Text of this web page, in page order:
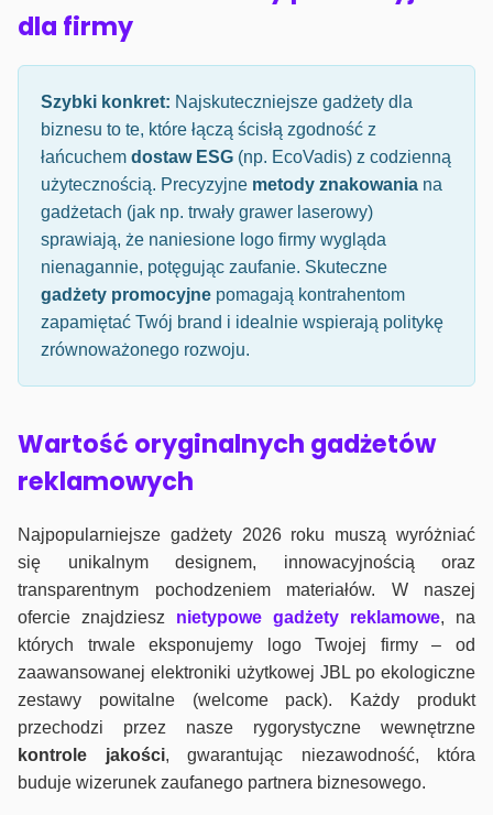
dla firmy
Szybki konkret: Najskuteczniejsze gadżety dla
biznesu to te, które łączą ścisłą zgodność z
łańcuchem dostaw ESG (np. EcoVadis) z codzienną
użytecznością. Precyzyjne metody znakowania na
gadżetach (jak np. trwały grawer laserowy)
sprawiają, że naniesione logo firmy wygląda
nienagannie, potęgując zaufanie. Skuteczne
gadżety promocyjne pomagają kontrahentom
zapamiętać Twój brand i idealnie wspierają politykę
zrównoważonego rozwoju.
Wartość oryginalnych gadżetów
reklamowych
Najpopularniejsze gadżety 2026 roku muszą wyróżniać
się unikalnym designem, innowacyjnością oraz
transparentnym pochodzeniem materiałów. W naszej
ofercie znajdziesz nietypowe gadżety reklamowe, na
których trwale eksponujemy logo Twojej firmy – od
zaawansowanej elektroniki użytkowej JBL po ekologiczne
zestawy powitalne (welcome pack). Każdy produkt
przechodzi przez nasze rygorystyczne wewnętrzne
kontrole jakości, gwarantując niezawodność, która
buduje wizerunek zaufanego partnera biznesowego.